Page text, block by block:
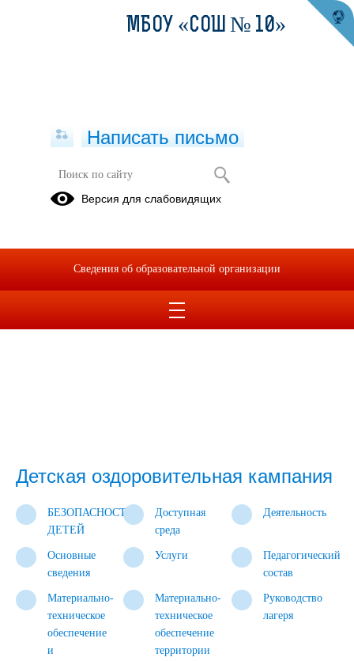
Детская оздоровительная кампания
БЕЗОПАСНОСТЬ
ДЕТЕЙ
Доступная
среда
Деятельность
Основные
сведения
Услуги
Педагогический
состав
Материально-
техническое
обеспечение
и
Материально-
техническое
обеспечение
территории
Руководство
лагеря
МБОУ «СОШ № 10»
Написать письмо
Версия для слабовидящих
Сведения об образовательной организации